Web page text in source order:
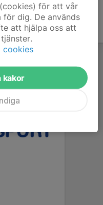
för att vår
dig. De används
att hjälpa oss att
cookies
kakor